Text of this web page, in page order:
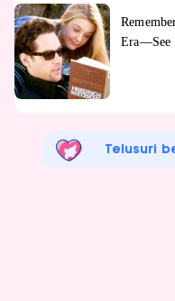
Telusuri